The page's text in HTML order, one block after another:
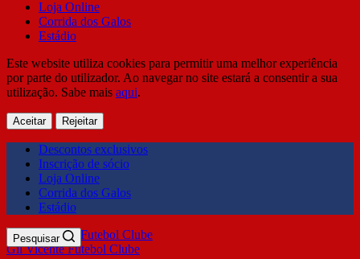
Loja Online
Corrida dos Galos
Estádio
Este website utiliza cookies para permitir uma melhor experiência
por parte do utilizador. Ao navegar no site estará a consentir a sua
utilização. Sabe mais aqui.
Aceitar Rejeitar
Descontos exclusivos
Inscrição de sócio
Loja Online
Corrida dos Galos
Estádio
Gil Vicente Futebol Clube
Pesquisar